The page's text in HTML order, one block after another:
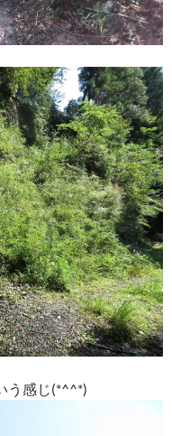
う感じ(*^^*)